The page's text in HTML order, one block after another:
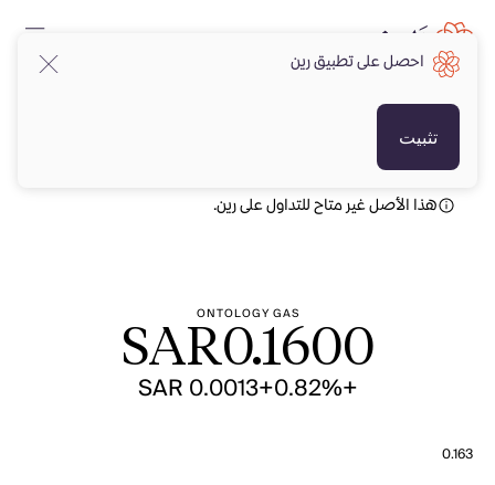
هذا الأصل غير متاح للتداول على رين.
ONTOLOGY GAS
SAR0.1600
+0.82%
+SAR 0.0013
0.163
احصل على تطبيق رين
تثبيت